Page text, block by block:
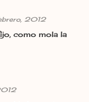
2012
como mola la